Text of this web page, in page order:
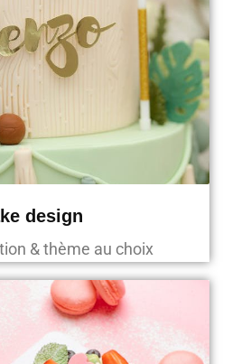
design
& thème au choix